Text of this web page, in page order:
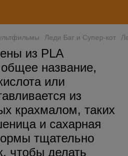
Леди Баг и Супер-кот
из PLA
название,
или
из
крахмалом, таких
и сахарная
тщательно
чтобы делать